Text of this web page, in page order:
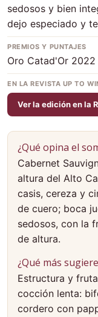
sedosos y bien
dejo especiado y
PREMIOS Y PUNTAJES
Oro Catad'Or 2022
EN LA REVISTA UP TO
Ver la edición en la
¿Qué opina el
Cabernet
altura del Alto
casis, cereza y
de cuero; boca
sedosos, con la
de altura.
¿Qué más
Estructura y
cocción lenta:
cordero con